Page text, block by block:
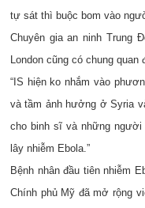
tự sát thì buộc bom vào
Chuyên gia an ninh Trung
London cũng có chung quan
“IS hiện ko nhắm vào
và tầm ảnh hưởng ở Syria
cho binh sĩ và những
lây nhiễm Ebola.”
Bệnh nhân đầu tiên nhiễm
Chính phủ Mỹ đã mở rộng